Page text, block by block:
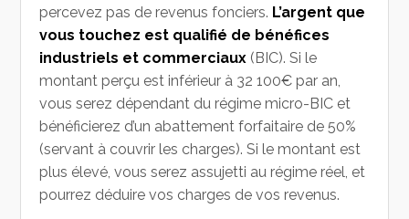
percevez pas de revenus fonciers. L’argent que
vous touchez est qualifié de bénéfices
industriels et commerciaux (BIC). Si le
montant perçu est inférieur à 32 100€ par an,
vous serez dépendant du régime micro-BIC et
bénéficierez d’un abattement forfaitaire de 50%
(servant à couvrir les charges). Si le montant est
plus élevé, vous serez assujetti au régime réel, et
pourrez déduire vos charges de vos revenus.